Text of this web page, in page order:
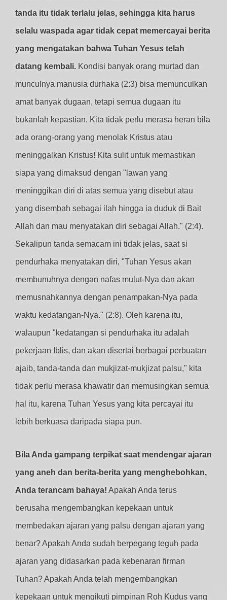
tanda itu tidak terlalu jelas, sehingga kita harus
selalu waspada agar tidak cepat memercayai berita
yang mengatakan bahwa Tuhan Yesus telah
datang kembali. Kondisi banyak orang murtad dan
munculnya manusia durhaka (2:3) bisa memunculkan
amat banyak dugaan, tetapi semua dugaan itu
bukanlah kepastian. Kita tidak perlu merasa heran bila
ada orang-orang yang menolak Kristus atau
meninggalkan Kristus! Kita sulit untuk memastikan
siapa yang dimaksud dengan "lawan yang
meninggikan diri di atas semua yang disebut atau
yang disembah sebagai ilah hingga ia duduk di Bait
Allah dan mau menyatakan diri sebagai Allah." (2:4).
Sekalipun tanda semacam ini tidak jelas, saat si
pendurhaka menyatakan diri, "Tuhan Yesus akan
membunuhnya dengan nafas mulut-Nya dan akan
memusnahkannya dengan penampakan-Nya pada
waktu kedatangan-Nya." (2:8). Oleh karena itu,
walaupun "kedatangan si pendurhaka itu adalah
pekerjaan Iblis, dan akan disertai berbagai perbuatan
ajaib, tanda-tanda dan mukjizat-mukjizat palsu," kita
tidak perlu merasa khawatir dan memusingkan semua
hal itu, karena Tuhan Yesus yang kita percayai itu
lebih berkuasa daripada siapa pun.
Bila Anda gampang terpikat saat mendengar ajaran
yang aneh dan berita-berita yang menghebohkan,
Anda terancam bahaya! Apakah Anda terus
berusaha mengembangkan kepekaan untuk
membedakan ajaran yang palsu dengan ajaran yang
benar? Apakah Anda sudah berpegang teguh pada
ajaran yang didasarkan pada kebenaran firman
Tuhan? Apakah Anda telah mengembangkan
kepekaan untuk mengikuti pimpinan Roh Kudus yang